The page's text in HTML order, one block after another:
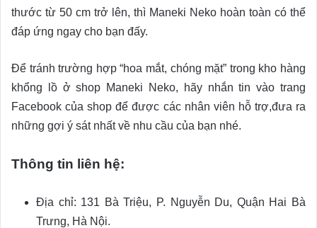
thước từ 50 cm trở lên, thì Maneki Neko hoàn toàn có thể
đáp ứng ngay cho bạn đấy.
Để tránh trường hợp “hoa mắt, chóng mặt” trong kho hàng
khổng lồ ở shop Maneki Neko, hãy nhắn tin vào trang
Facebook của shop để được các nhân viên hỗ trợ,đưa ra
những gợi ý sát nhất về nhu cầu của bạn nhé.
Thông tin liên hệ:
Địa chỉ: 131 Bà Triệu, P. Nguyễn Du, Quận Hai Bà
Trưng, Hà Nội.